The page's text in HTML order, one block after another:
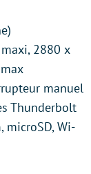
maxi, 2880 x
manuel
Thunderbolt
microSD, Wi-